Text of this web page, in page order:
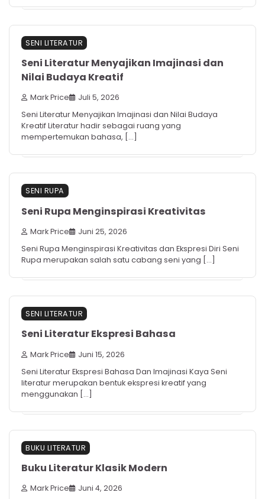
SENI LITERATUR
Seni Literatur Menyajikan Imajinasi dan
Nilai Budaya Kreatif
Mark Price Juli 5, 2026
Seni Literatur Menyajikan Imajinasi dan Nilai Budaya
Kreatif Literatur hadir sebagai ruang yang
mempertemukan bahasa, […]
SENI RUPA
Seni Rupa Menginspirasi Kreativitas
Mark Price Juni 25, 2026
Seni Rupa Menginspirasi Kreativitas dan Ekspresi Diri Seni
Rupa merupakan salah satu cabang seni yang […]
SENI LITERATUR
Seni Literatur Ekspresi Bahasa
Mark Price Juni 15, 2026
Seni Literatur Ekspresi Bahasa Dan Imajinasi Kaya Seni
literatur merupakan bentuk ekspresi kreatif yang
menggunakan […]
BUKU LITERATUR
Buku Literatur Klasik Modern
Mark Price Juni 4, 2026